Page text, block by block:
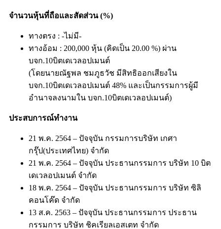
จำนวนหุ้นที่ถือและสัดส่วน (%)​
ทางตรง : -ไม่มี-
ทางอ้อม : 200,000 หุ้น (คิดเป็น 20.00 %) ผ่าน
บจก.10บิตเดเวลอปเมนต์
(โดยนายณัฐพล ชมภูธวัช มีสิทธิออกเสียงใน
บจก.10บิตเดเวลอปเมนต์ 48% และเป็นกรรมการผู้มี
อำนาจลงนามใน บจก.10บิตเดเวลอปเมนต์)
ประสบการณ์ทำงาน
21 พ.ค. 2564 – ปัจจุบัน กรรมการบริษัท เกศา
กรุ๊ป(ประเทศไทย) จำกัด
21 พ.ค. 2564 – ปัจจุบัน ประธานกรรมการ บริษัท 10 บิต
เดเวลอปเมนต์ จำกัด
18 พ.ค. 2564 – ปัจจุบัน ประธานกรรมการ บริษัท ซิลิ
คอนโค๊ด จำกัด
13 ส.ค. 2563 – ปัจจุบัน ประธานกรรมการ ประธาน
กรรมการ บริษัท ชิคเรียลเอสเตท จำกัด